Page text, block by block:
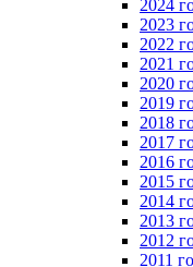
2024
2023
2022
2021
2020
2019
2018
2017
2016
2015
2014
2013
2012
2011